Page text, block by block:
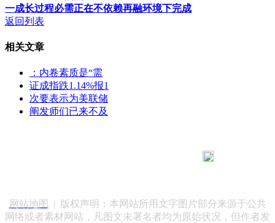
一成长过程必需正在不依赖再融环境下完成
返回列表
相关文章
：内卷素质是“需
证成指跌1.14%报1
次要表示为美联储
阐发师们已来不及
网站地图
| 版权声明：本网站所用文字图片部分来源于公共
网络或者素材网站，凡图文未署名者均为原始状况，但作者发